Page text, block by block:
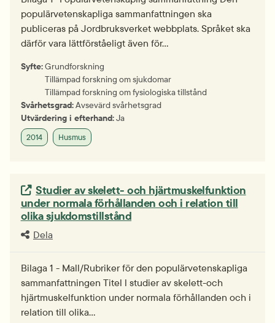
populärvetenskapliga sammanfattningen ska
publiceras på Jordbruksverket webbplats. Språket ska
därför vara lättförståeligt även för…
Syfte:Grundforskning
Tillämpad forskning om sjukdomar
Tillämpad forskning om fysiologiska tillstånd
Svårhetsgrad:Avsevärd svårhetsgrad
Utvärdering i efterhand:Ja
2014 Husmus
Extern länk.
Studier av skelett- och hjärtmuskelfunktion
under normala förhållanden och i relation till
olika sjukdomstillstånd
Dela
Bilaga 1 - Mall/Rubriker för den populärvetenskapliga
sammanfattningen Titel l studier av skelett-och
hjärtmuskelfunktion under normala förhållanden och i
relation till olika…